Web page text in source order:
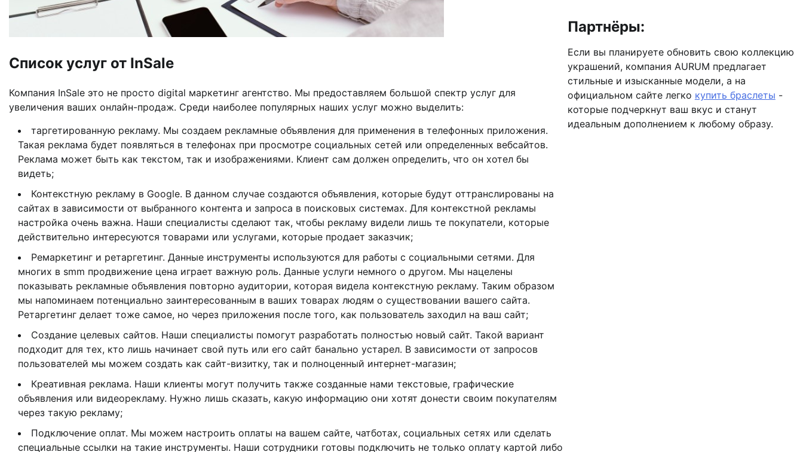
Список услуг от InSale
Компания InSale это не просто digital маркетинг агентство. Мы предоставляем большой спектр услуг для
увеличения ваших онлайн-продаж. Среди наиболее популярных наших услуг можно выделить:
таргетированную рекламу. Мы создаем рекламные объявления для применения в телефонных приложения.
Такая реклама будет появляться в телефонах при просмотре социальных сетей или определенных вебсайтов.
Реклама может быть как текстом, так и изображениями. Клиент сам должен определить, что он хотел бы
видеть;
Контекстную рекламу в Google. В данном случае создаются объявления, которые будут оттранслированы на
сайтах в зависимости от выбранного контента и запроса в поисковых системах. Для контекстной рекламы
настройка очень важна. Наши специалисты сделают так, чтобы рекламу видели лишь те покупатели, которые
действительно интересуются товарами или услугами, которые продает заказчик;
Ремаркетинг и ретаргетинг. Данные инструменты используются для работы с социальными сетями. Для
многих в smm продвижение цена играет важную роль. Данные услуги немного о другом. Мы нацелены
показывать рекламные объявления повторно аудитории, которая видела контекстную рекламу. Таким образом
мы напоминаем потенциально заинтересованным в ваших товарах людям о существовании вашего сайта.
Ретаргетинг делает тоже самое, но через приложения после того, как пользователь заходил на ваш сайт;
Создание целевых сайтов. Наши специалисты помогут разработать полностью новый сайт. Такой вариант
подходит для тех, кто лишь начинает свой путь или его сайт банально устарел. В зависимости от запросов
пользователей мы можем создать как сайт-визитку, так и полноценный интернет-магазин;
Креативная реклама. Наши клиенты могут получить также созданные нами текстовые, графические
объявления или видеорекламу. Нужно лишь сказать, какую информацию они хотят донести своим покупателям
через такую рекламу;
Подключение оплат. Мы можем настроить оплаты на вашем сайте, чатботах, социальных сетях или сделать
специальные ссылки на такие инструменты. Наши сотрудники готовы подключить не только оплату картой либо
Партнёры:
Если вы планируете обновить свою коллекцию
украшений, компания AURUM предлагает
стильные и изысканные модели, а на
официальном сайте легко купить браслеты -
которые подчеркнут ваш вкус и станут
идеальным дополнением к любому образу.